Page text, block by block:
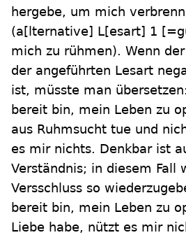
hergebe, um mich
(a[lternative] L[esart] 1
mich zu rühmen). Wenn
der angeführten Lesart
ist, müsste man
bereit bin, mein Leben zu
aus Ruhmsucht tue und
es mir nichts. Denkbar ist
Verständnis; in diesem Fall
Versschluss so
bereit bin, mein Leben zu
Liebe habe, nützt es mir